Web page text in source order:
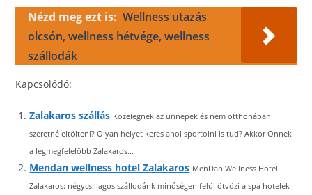
Nézd meg ezt is: Wellness utazás
olcsón, wellness hétvége, wellness
szállodák
Kapcsolódó:
Zalakaros szállás Közelegnek az ünnepek és nem otthonában
szeretné eltölteni? Olyan helyet keres ahol sportolni is tud? Akkor Önnek
a legmegfelelőbb Zalakaros...
Mendan wellness hotel Zalakaros MenDan Wellness Hotel
Zalakaros: négycsillagos szállodánk minőségen felül ötvözi a spa hotelek